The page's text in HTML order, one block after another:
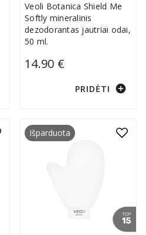
Veoli Botanica Shield Me
Softly mineralinis
dezodorantas jautriai odai,
50 ml.
14.90 €
PRIDĖTI add_circle
Išparduota